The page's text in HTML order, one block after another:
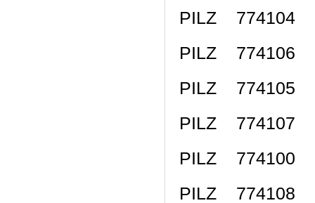
PILZ 774104
PILZ 774106
PILZ 774105
PILZ 774107
PILZ 774100
PILZ 774108